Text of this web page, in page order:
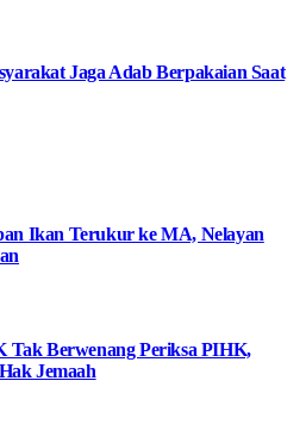
Jaga Adab Berpakaian Saat
Ikan Terukur ke MA, Nelayan
Tak Berwenang Periksa PIHK,
Jemaah